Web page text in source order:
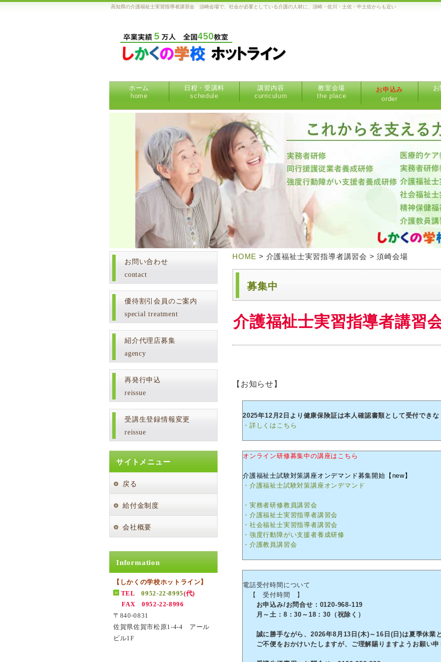
高知県の介護福祉士実習指導者講習会 須崎会場で、社会が必要としている介護の人材に、須崎・佐川・土佐・中土佐からも近い
ホーム
home
日程・受講料
schedule
講習内容
curriculum
教室会場
the place
お申込み
order
HOME > 介護福祉士実習指導者講習会 > 須崎会場
募集中
介護福祉士実習指導者講習
【お知らせ】
2025年12月2日より健康保険証は本人確認書類として受付でき
・詳しくはこちら
オンライン研修募集中の講座はこちら
介護福祉士試験対策講座オンデマンド募集開始【new】
・介護福祉士試験対策講座オンデマンド
・実務者研修教員講習会
・介護福祉士実習指導者講習会
・社会福祉士実習指導者講習会
・強度行動障がい支援者養成研修
・介護教員講習会
電話受付時間について
【 受付時間 】
お申込み/お問合せ：0120-968-119
月～土：8：30～18：30（祝除く）
誠に勝手ながら、2026年8月13日(木)～16日(日)は夏季休業
ご不便をおかけいたしますが、ご理解賜りますようお願い申
お問い合わせ
contact
優待割引会員のご案内
special treatment
紹介代理店募集
agency
再発行申込
reissue
受講生登録情報変更
reissue
サイトメニュー
戻る
給付金制度
会社概要
Information
【しかくの学校ホットライン】
TEL0952-22-8995(代)
FAX 0952-22-8996
〒840-0831
佐賀県佐賀市松原1-4-4 アール
ビル1F